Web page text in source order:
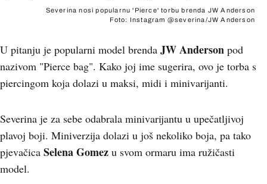
Severina nosi popularnu 'Pierce' torbu brenda JW Anderson
Foto: Instagram @severina/JW Anderson
U pitanju je popularni model brenda JW Anderson pod
nazivom "Pierce bag". Kako joj ime sugerira, ovo je torba s
piercingom koja dolazi u maksi, midi i minivarijanti.
Severina je za sebe odabrala minivarijantu u upečatljivoj
plavoj boji. Miniverzija dolazi u još nekoliko boja, pa tako
pjevačica Selena Gomez u svom ormaru ima ružičasti
model.